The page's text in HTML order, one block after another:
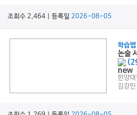
조회수 2,464 | 등록일 2026-08-05
학습법
논술
한양
김강민